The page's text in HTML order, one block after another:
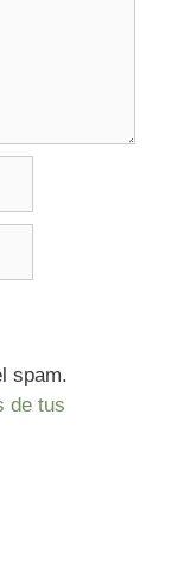
spam.
de tus